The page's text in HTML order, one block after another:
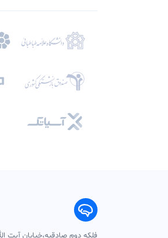
فلکه دوم صادقیه،خیابان آیت